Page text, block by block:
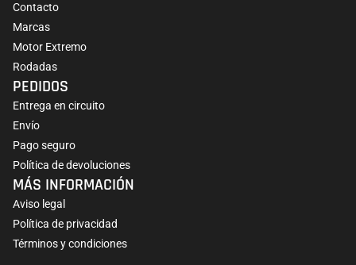
Contacto
Marcas
Motor Extremo
Rodadas
PEDIDOS
Entrega en circuito
Envío
Pago seguro
Política de devoluciones
MÁS INFORMACIÓN
Aviso legal
Política de privacidad
Términos y condiciones